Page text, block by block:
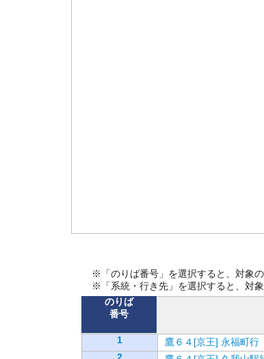
※「のりば番号」を選択すると、対象
※「系統・行き先」を選択すると、対象
のりば
番号
1
鷹６４[京王] 永福町行